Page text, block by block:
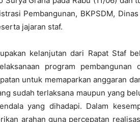
Pembangunan, BKPSDM,
jajaran staf.
kelanjutan dari Rapat Staf
program
untuk memaparkan anggaran
sudah terlaksana maupun yang
yang dihadapi. Dalam
arahan guna percepatan